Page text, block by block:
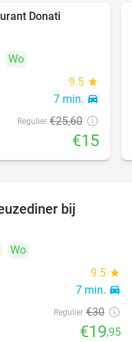
Donati
Wo
9.5 star
7 min. directions_car
Regulier €25,60
€15
bij
Wo
9.5 star
7 min. directions_car
Regulier €30
€19,95